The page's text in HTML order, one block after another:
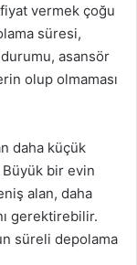
vermek çoğu
süresi,
asansör
olup olmaması
daha küçük
bir evin
alan, daha
gerektirebilir.
süreli depolama